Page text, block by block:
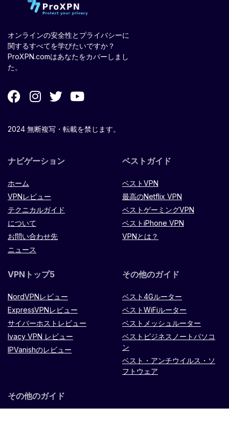
オンラインの安全性とプライバシーに
関するすべてを学びたいですか？
ProXPN.comはあなたをカバーしまし
た。
2024 無断複写・転載を禁じます。
ナビゲーション
ホーム
VPNレビュー
テクニカルガイド
について
お問い合わせ先
ニュース
ベストガイド
ベストVPN
最高のNetflix VPN
ベストゲーミングVPN
ベストiPhone VPN
VPNとは？
VPNトップ5
NordVPNレビュー
ExpressVPNレビュー
サイバーホストレビュー
Ivacy VPN レビュー
IPVanishのレビュー
その他のガイド
ベスト4Gルーター
ベストWiFiルーター
ベストメッシュルーター
ベストビジネスノートパソコ
ン
ベスト・アンチウイルス・ソ
フトウェア
その他のガイド